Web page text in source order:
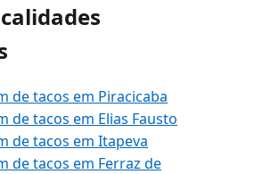
de tacos em Piracicaba
de tacos em Elias Fausto
de tacos em Itapeva
de tacos em Ferraz de